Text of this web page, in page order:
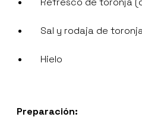
Sal y rodaja de
Hielo
Preparación: